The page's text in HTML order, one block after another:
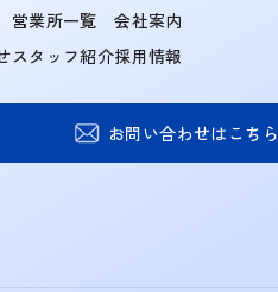
営業所一覧
スタッフ紹介
会社案内
採用情報
お問い合わせはこちら